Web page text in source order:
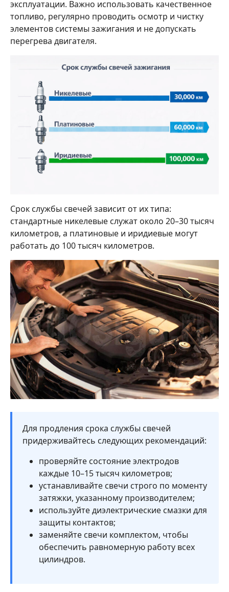
эксплуатации. Важно использовать качественное
топливо, регулярно проводить осмотр и чистку
элементов системы зажигания и не допускать
перегрева двигателя.
Срок службы свечей зависит от их типа:
стандартные никелевые служат около 20–30 тысяч
километров, а платиновые и иридиевые могут
работать до 100 тысяч километров.
Для продления срока службы свечей
придерживайтесь следующих рекомендаций:
проверяйте состояние электродов
каждые 10–15 тысяч километров;
устанавливайте свечи строго по моменту
затяжки, указанному производителем;
используйте диэлектрические смазки для
защиты контактов;
заменяйте свечи комплектом, чтобы
обеспечить равномерную работу всех
цилиндров.